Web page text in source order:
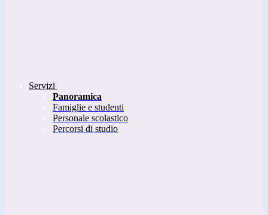
Servizi
Panoramica
Famiglie e studenti
Personale scolastico
Percorsi di studio